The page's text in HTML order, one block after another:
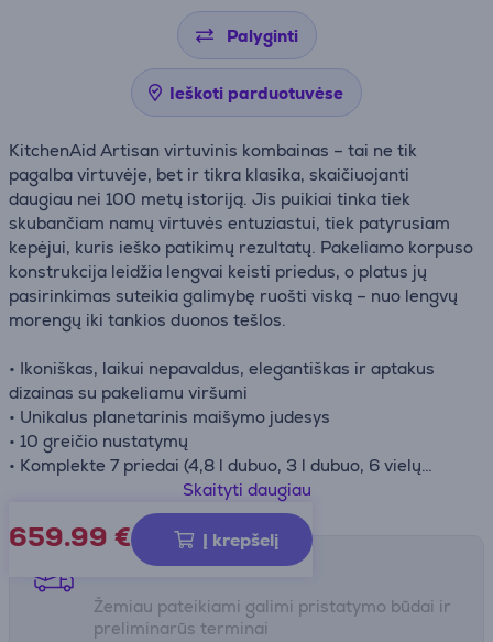
Palyginti
Ieškoti parduotuvėse
KitchenAid Artisan virtuvinis kombainas – tai ne tik
pagalba virtuvėje, bet ir tikra klasika, skaičiuojanti
daugiau nei 100 metų istoriją. Jis puikiai tinka tiek
skubančiam namų virtuvės entuziastui, tiek patyrusiam
kepėjui, kuris ieško patikimų rezultatų. Pakeliamo korpuso
konstrukcija leidžia lengvai keisti priedus, o platus jų
pasirinkimas suteikia galimybę ruošti viską – nuo lengvų
morengų iki tankios duonos tešlos.
• Ikoniškas, laikui nepavaldus, elegantiškas ir aptakus
dizainas su pakeliamu viršumi
• Unikalus planetarinis maišymo judesys
• 10 greičio nustatymų
• Komplekte 7 priedai (4,8 l dubuo, 3 l dubuo, 6 vielų
plakiklis, maišymo mentelė, tešlos kablys, maišymo
mentelė su silikoniniu kraštu, apsauginis dangtis nuo
taškymosi)
• Pagaminta JAV
Skaityti daugiau
659.99 € Į krepšelį
Pristatymo būdai
Žemiau pateikiami galimi pristatymo būdai ir
preliminarūs terminai